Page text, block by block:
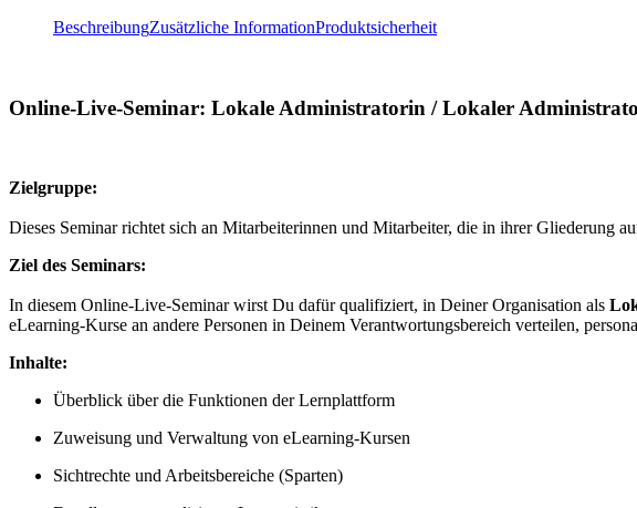
BeschreibungZusätzliche InformationProduktsicherheit
Online-Live-Seminar: Lokale Administratorin / Lokaler
Zielgruppe:
Dieses Seminar richtet sich an Mitarbeiterinnen und Mitarbeiter, die in ihrer Gliederung
Ziel des Seminars:
In diesem Online-Live-Seminar wirst Du dafür qualifiziert, in Deiner Organisation als
eLearning-Kurse an andere Personen in Deinem Verantwortungsbereich verteilen,
Inhalte:
Überblick über die Funktionen der Lernplattform
Zuweisung und Verwaltung von eLearning-Kursen
Sichtrechte und Arbeitsbereiche (Sparten)